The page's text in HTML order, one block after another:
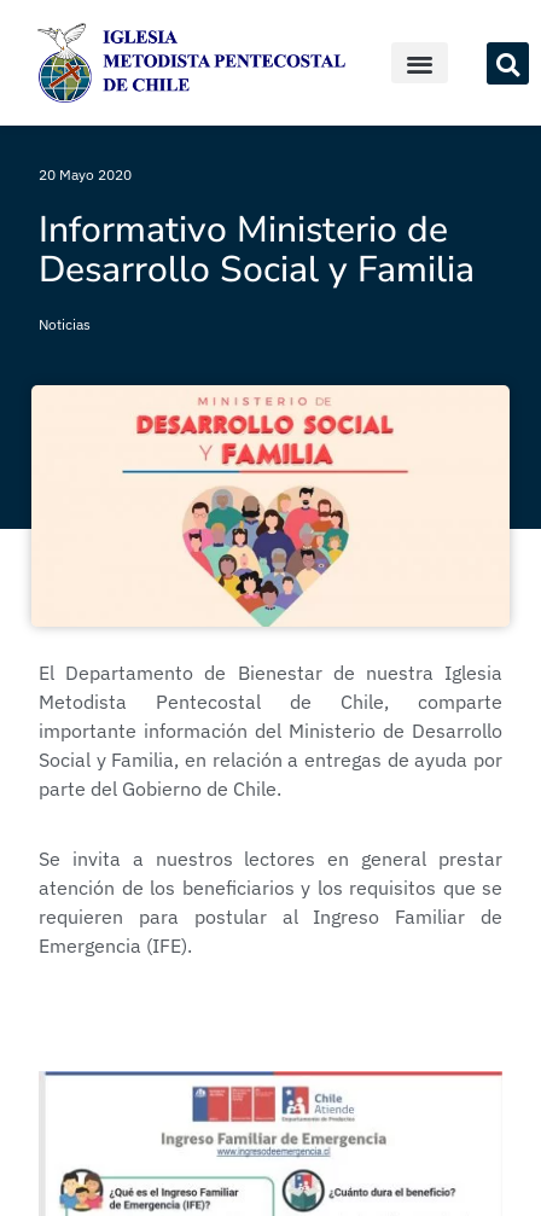
20 Mayo 2020
Informativo Ministerio de
Desarrollo Social y Familia
Noticias
El Departamento de Bienestar de nuestra Iglesia
Metodista Pentecostal de Chile, comparte
importante información del Ministerio de Desarrollo
Social y Familia, en relación a entregas de ayuda por
parte del Gobierno de Chile.
Se invita a nuestros lectores en general prestar
atención de los beneficiarios y los requisitos que se
requieren para postular al Ingreso Familiar de
Emergencia (IFE).